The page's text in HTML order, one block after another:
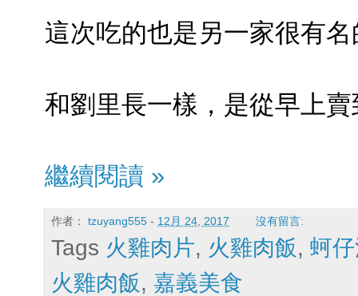
這次吃的也是另一家很有
和劉里長一樣，是從早上
繼續閱讀 »
作者： tzuyang555 - 12月 24, 2017 沒有留言:
Tags 火雞肉片, 火雞肉飯, 蚵
火雞肉飯, 嘉義美食